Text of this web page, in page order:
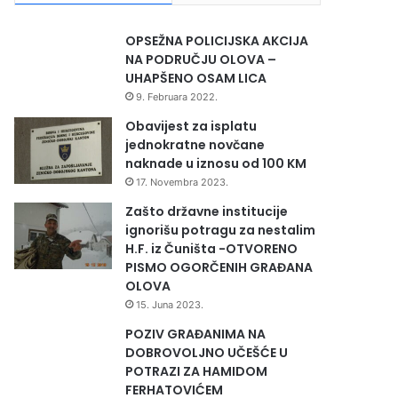
OPSEŽNA POLICIJSKA AKCIJA
NA PODRUČJU OLOVA –
UHAPŠENO OSAM LICA
9. Februara 2022.
Obavijest za isplatu
jednokratne novčane
naknade u iznosu od 100 KM
17. Novembra 2023.
Zašto državne institucije
ignorišu potragu za nestalim
H.F. iz Čuništa -OTVORENO
PISMO OGORČENIH GRAĐANA
OLOVA
15. Juna 2023.
POZIV GRAĐANIMA NA
DOBROVOLJNO UČEŠĆE U
POTRAZI ZA HAMIDOM
FERHATOVIĆEM